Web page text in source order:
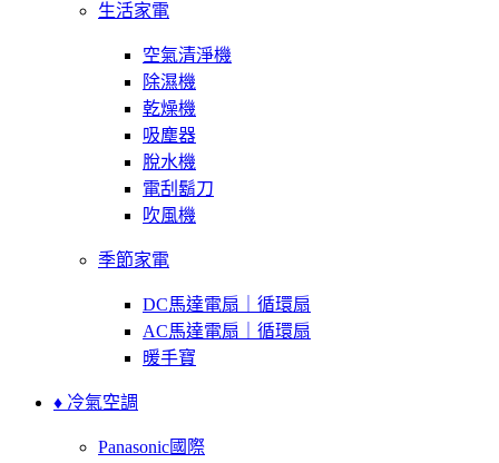
生活家電
空氣清淨機
除濕機
乾燥機
吸塵器
脫水機
電刮鬍刀
吹風機
季節家電
DC馬達電扇｜循環扇
AC馬達電扇｜循環扇
暖手寶
♦ 冷氣空調
Panasonic國際